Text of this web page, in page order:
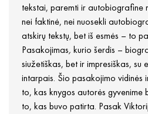
tekstai, paremti ir autobiografine
nei faktinė, nei nuosekli
atskirų tekstų, bet iš esmės – to
Pasakojimas, kurio šerdis –
siužetiškas, bet ir impresiškas, su
intarpais. Šio pasakojimo vidinės
to, kas knygos autorės gyvenime
to, kas buvo patirta. Pasak